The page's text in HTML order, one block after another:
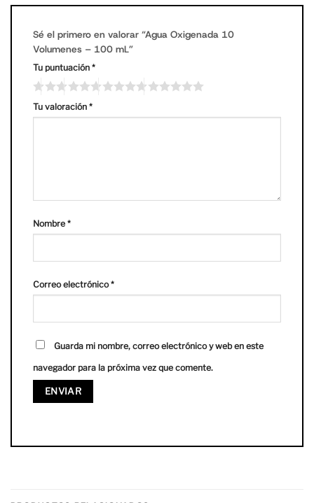
Sé el primero en valorar “Agua Oxigenada 10
Volumenes – 100 mL”
Tu puntuación *
Tu valoración *
Nombre *
Correo electrónico*
Guarda mi nombre, correo electrónico y web en este
navegador para la próxima vez que comente.